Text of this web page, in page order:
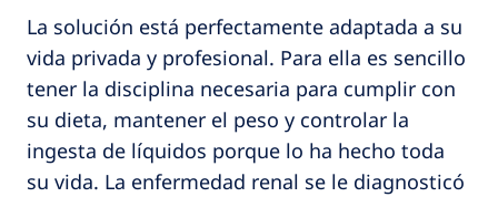
La solución está perfectamente adaptada a su
vida privada y profesional. Para ella es sencillo
tener la disciplina necesaria para cumplir con
su dieta, mantener el peso y controlar la
ingesta de líquidos porque lo ha hecho toda
su vida. La enfermedad renal se le diagnosticó